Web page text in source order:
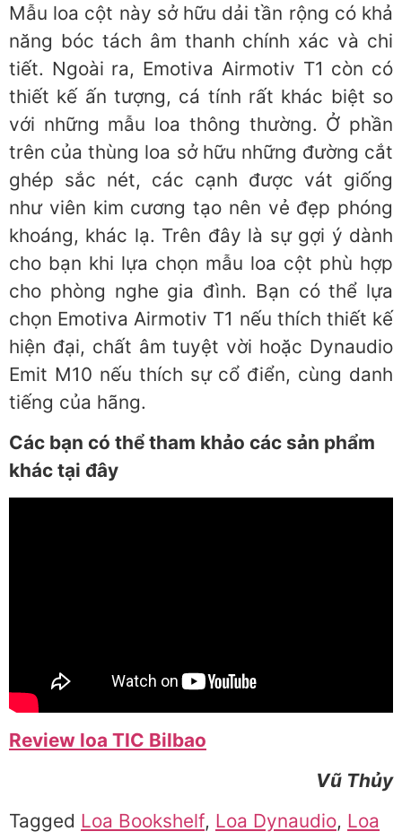
Mẫu loa cột này sở hữu dải tần rộng có khả
năng bóc tách âm thanh chính xác và chi
tiết. Ngoài ra, Emotiva Airmotiv T1 còn có
thiết kế ấn tượng, cá tính rất khác biệt so
với những mẫu loa thông thường. Ở phần
trên của thùng loa sở hữu những đường cắt
ghép sắc nét, các cạnh được vát giống
như viên kim cương tạo nên vẻ đẹp phóng
khoáng, khác lạ. Trên đây là sự gợi ý dành
cho bạn khi lựa chọn mẫu loa cột phù hợp
cho phòng nghe gia đình. Bạn có thể lựa
chọn Emotiva Airmotiv T1 nếu thích thiết kế
hiện đại, chất âm tuyệt vời hoặc Dynaudio
Emit M10 nếu thích sự cổ điển, cùng danh
tiếng của hãng.
Các bạn có thể tham khảo các sản phẩm
khác tại đây
Review loa TIC Bilbao
Vũ Thủy
Tagged Loa Bookshelf, Loa Dynaudio, Loa